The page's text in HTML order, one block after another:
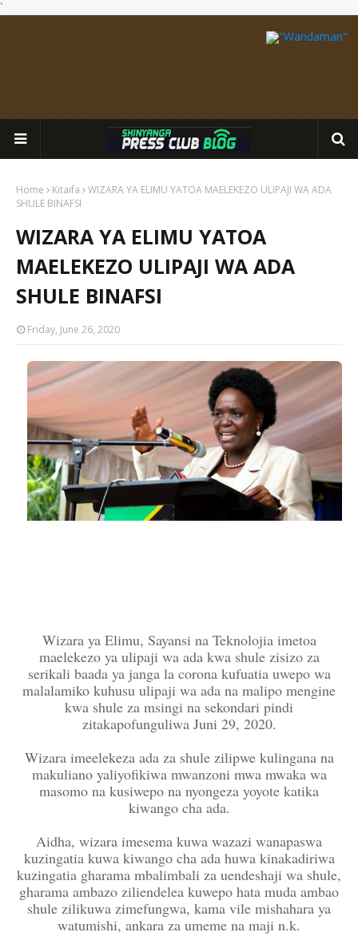
`
Home Kitaifa
WIZARA YA ELIMU YATOA MAELEKEZO ULIPAJI WA ADA
SHULE BINAFSI
WIZARA YA ELIMU YATOA
MAELEKEZO ULIPAJI WA ADA
SHULE BINAFSI
Friday, June 26, 2020
Wizara ya Elimu, Sayansi na Teknolojia imetoa
maelekezo ya ulipaji wa ada kwa shule zisizo za
serikali baada ya janga la corona kufuatia uwepo wa
malalamiko kuhusu ulipaji wa ada na malipo mengine
kwa shule za msingi na sekondari pindi
zitakapofunguliwa Juni 29, 2020.
Wizara imeelekeza ada za shule zilipwe kulingana na
makuliano yaliyofikiwa mwanzoni mwa mwaka wa
masomo na kusiwepo na nyongeza yoyote katika
kiwango cha ada.
Aidha, wizara imesema kuwa wazazi wanapaswa
kuzingatia kuwa kiwango cha ada huwa kinakadiriwa
kuzingatia gharama mbalimbali za uendeshaji wa shule,
gharama ambazo ziliendelea kuwepo hata muda ambao
shule zilikuwa zimefungwa, kama vile mishahara ya
watumishi, ankara za umeme na maji n.k.